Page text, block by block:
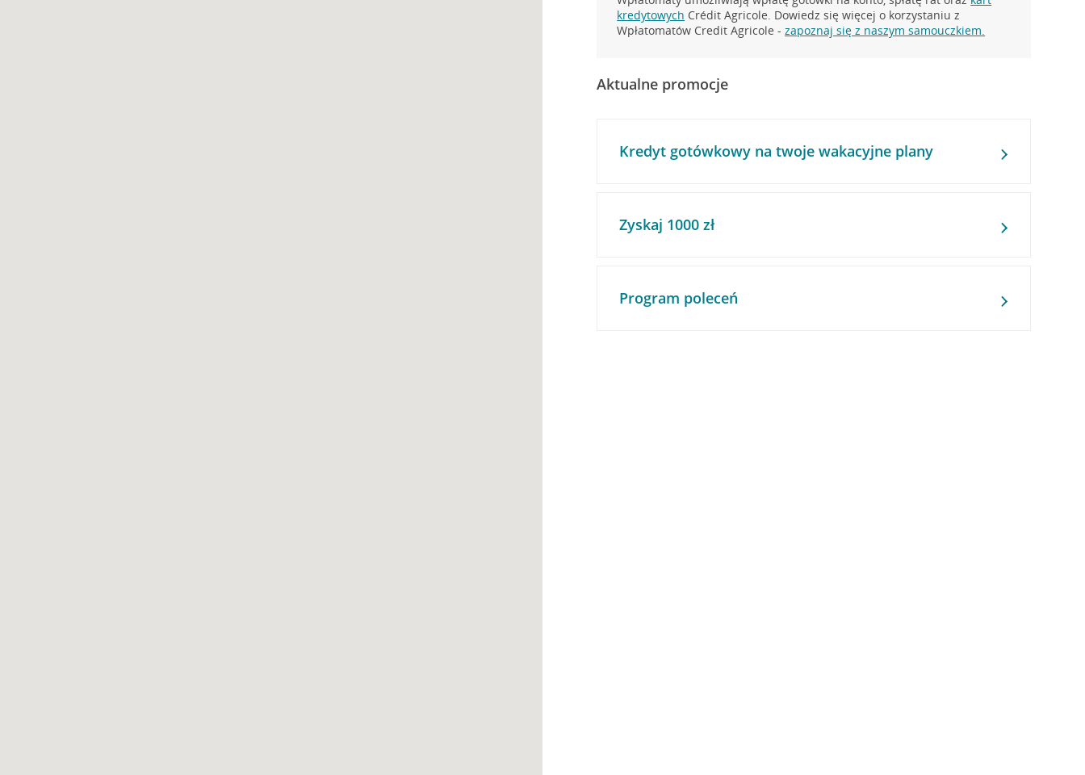
kredytowych Crédit Agricole. Dowiedz się więcej o korzystaniu z
Wpłatomatów Credit Agricole -zapoznaj się z naszym samouczkiem.
Aktualne promocje
Kredyt gotówkowy na twoje wakacyjne plany
Zyskaj 1000 zł
Program poleceń